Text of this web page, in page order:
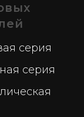
серия
серия